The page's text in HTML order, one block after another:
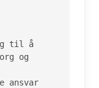
til å
og
ansvar